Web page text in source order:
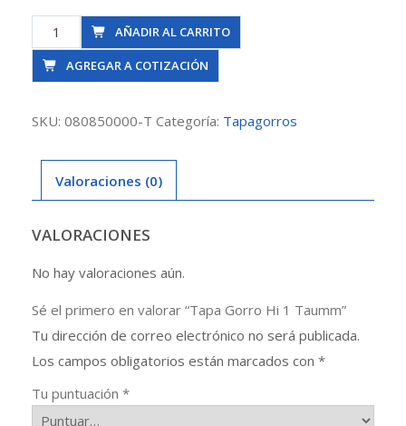
Tapa
Gorro
Taumm
AÑADIR AL CARRITO
AGREGAR A COTIZACIÓN
SKU: 080850000-T Categoría: Tapagorros
Valoraciones (0)
VALORACIONES
No hay valoraciones aún.
Sé el primero en valorar “Tapa Gorro Hi 1 Taumm”
Tu dirección de correo electrónico no será publicada.
Los campos obligatorios están marcados con *
Tu puntuación *